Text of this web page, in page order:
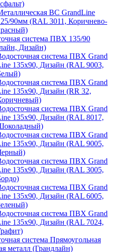
ВС GrandLine
90мм (RAL 3011, Коричнево-
система ПВХ 135/90
Дизайн)
система ПВХ Grand
135х90, Дизайн (RAL 9003,
система ПВХ Grand
135х90, Дизайн (RR 32,
система ПВХ Grand
135х90, Дизайн (RAL 8017,
система ПВХ Grand
135х90, Дизайн (RAL 9005,
система ПВХ Grand
135х90, Дизайн (RAL 3005,
система ПВХ Grand
135х90, Дизайн (RAL 6005,
система ПВХ Grand
135х90, Дизайн (RAL 7024,
система Прямоугольная
металл (Грандлайн)